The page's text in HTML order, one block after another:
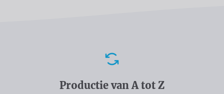
Productie van A tot Z